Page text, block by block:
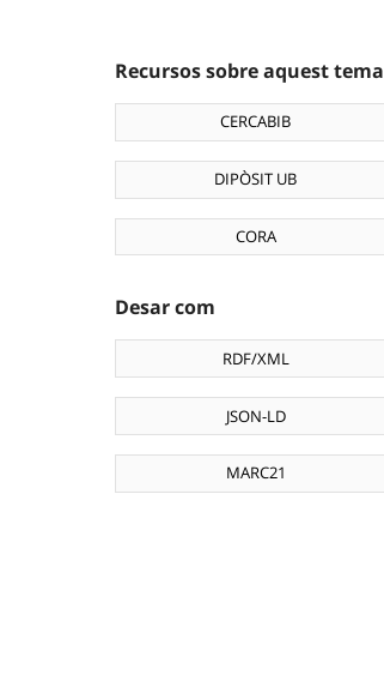
Recursos sobre aquest tema
CERCABIB
DIPÒSIT UB
CORA
Desar com
RDF/XML
JSON-LD
MARC21